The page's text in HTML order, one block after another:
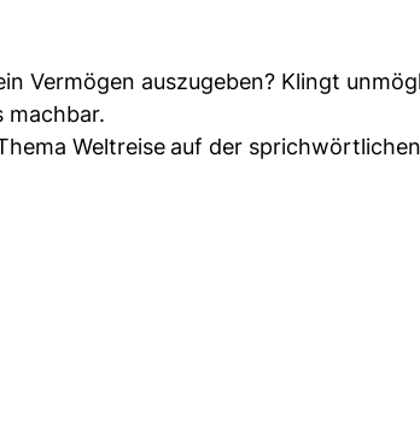
Vermögen auszugeben? Klingt
machbar.
Weltreise auf der